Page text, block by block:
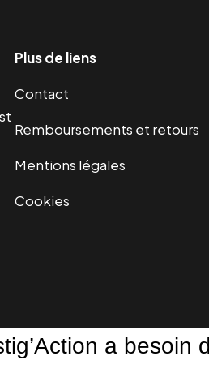
Plus de liens
Contact
Remboursements et retours
Mentions légales
Cookies
a besoin